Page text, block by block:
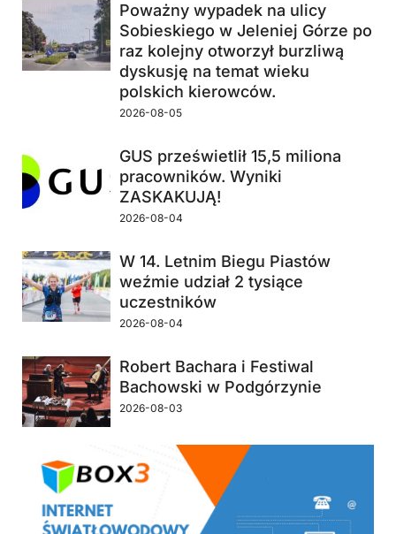
Poważny wypadek na ulicy
Sobieskiego w Jeleniej Górze po
raz kolejny otworzył burzliwą
dyskusję na temat wieku
polskich kierowców.
2026-08-05
GUS prześwietlił 15,5 miliona
pracowników. Wyniki
ZASKAKUJĄ!
2026-08-04
W 14. Letnim Biegu Piastów
weźmie udział 2 tysiące
uczestników
2026-08-04
Robert Bachara i Festiwal
Bachowski w Podgórzynie
2026-08-03